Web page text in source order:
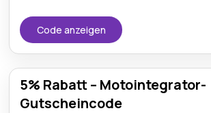
Code anzeigen
5% Rabatt – Motointegrator-
Gutscheincode